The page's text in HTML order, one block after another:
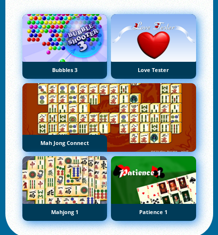
Bubbles 3 Love Tester
Mah Jong Connect
Mahjong 1 Patience 1